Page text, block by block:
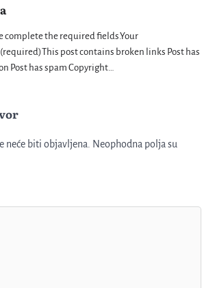
complete the required fields.Your
post contains broken links Post has
Post has spam Copyright…
neće biti objavljena.
Neophodna polja su